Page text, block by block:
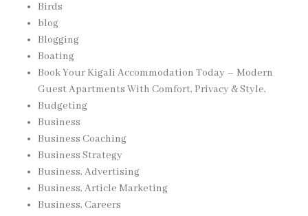
Birds
blog
Blogging
Boating
Book Your Kigali Accommodation Today – Modern
Guest Apartments With Comfort, Privacy & Style,
Budgeting
Business
Business Coaching
Business Strategy
Business, Advertising
Business, Article Marketing
Business, Careers